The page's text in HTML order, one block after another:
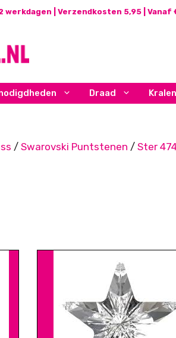
werkdagen | Verzendkosten 5,95 |
Draad Kralen
/ Swarovski Puntstenen / Ster